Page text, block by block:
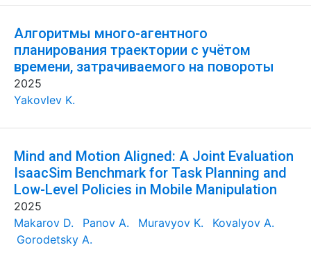
Алгоритмы много-агентного
планирования траектории с учётом
времени, затрачиваемого на повороты
2025
Yakovlev K.
Mind and Motion Aligned: A Joint Evaluation
IsaacSim Benchmark for Task Planning and
Low-Level Policies in Mobile Manipulation
2025
Makarov D.
Panov A. Muravyov K.
Kovalyov A.
Gorodetsky A.